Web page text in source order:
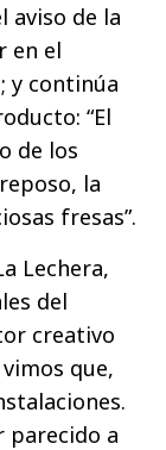
aviso de la
en el
y continúa
“El
de los
la
fresas”.
Lechera,
del
creativo
vimos que,
parecido a